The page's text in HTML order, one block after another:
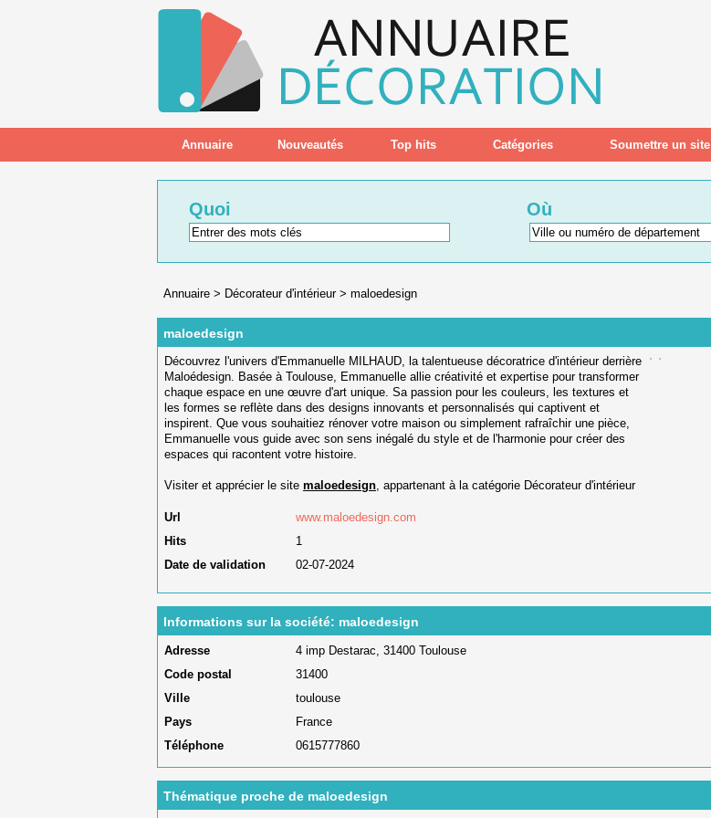
Annuaire Nouveautés Top hits Catégories Soumettre un site
Quoi Où
Annuaire > Décorateur d'intérieur> maloedesign
maloedesign
Découvrez l'univers d'Emmanuelle MILHAUD, la talentueuse décoratrice d'intérieur derrière
Maloédesign. Basée à Toulouse, Emmanuelle allie créativité et expertise pour transformer
chaque espace en une œuvre d'art unique. Sa passion pour les couleurs, les textures et
les formes se reflète dans des designs innovants et personnalisés qui captivent et
inspirent. Que vous souhaitiez rénover votre maison ou simplement rafraîchir une pièce,
Emmanuelle vous guide avec son sens inégalé du style et de l'harmonie pour créer des
espaces qui racontent votre histoire.
Visiter et apprécier le site maloedesign, appartenant à la catégorie Décorateur d'intérieur
Url
www.maloedesign.com
Hits
1
Date de validation
02-07-2024
Informations sur la société: maloedesign
Adresse
4 imp Destarac, 31400 Toulouse
Code postal
31400
Ville
toulouse
Pays
France
Téléphone
0615777860
Thématique proche de maloedesign